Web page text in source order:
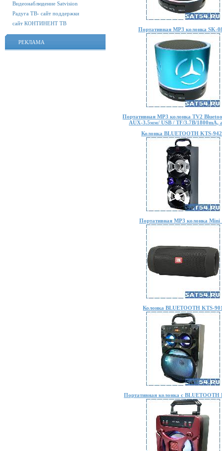
Видеонаблюдение Satvision
Радуга ТВ- сайт поддержки
сайт КОНТИНЕНТ ТВ
РЕКЛАМА
Портативная MP3 колонка SK-
Портативная MP3 колонка TV2
AUX-3.5мм/ USB / TF/3.7В/1800mA,
Колонка BLUETOOTH KTS-
Портативная MP3 колонка Mini
Колонка BLUETOOTH KTS-
Портативная колонка с BLUETOOTH